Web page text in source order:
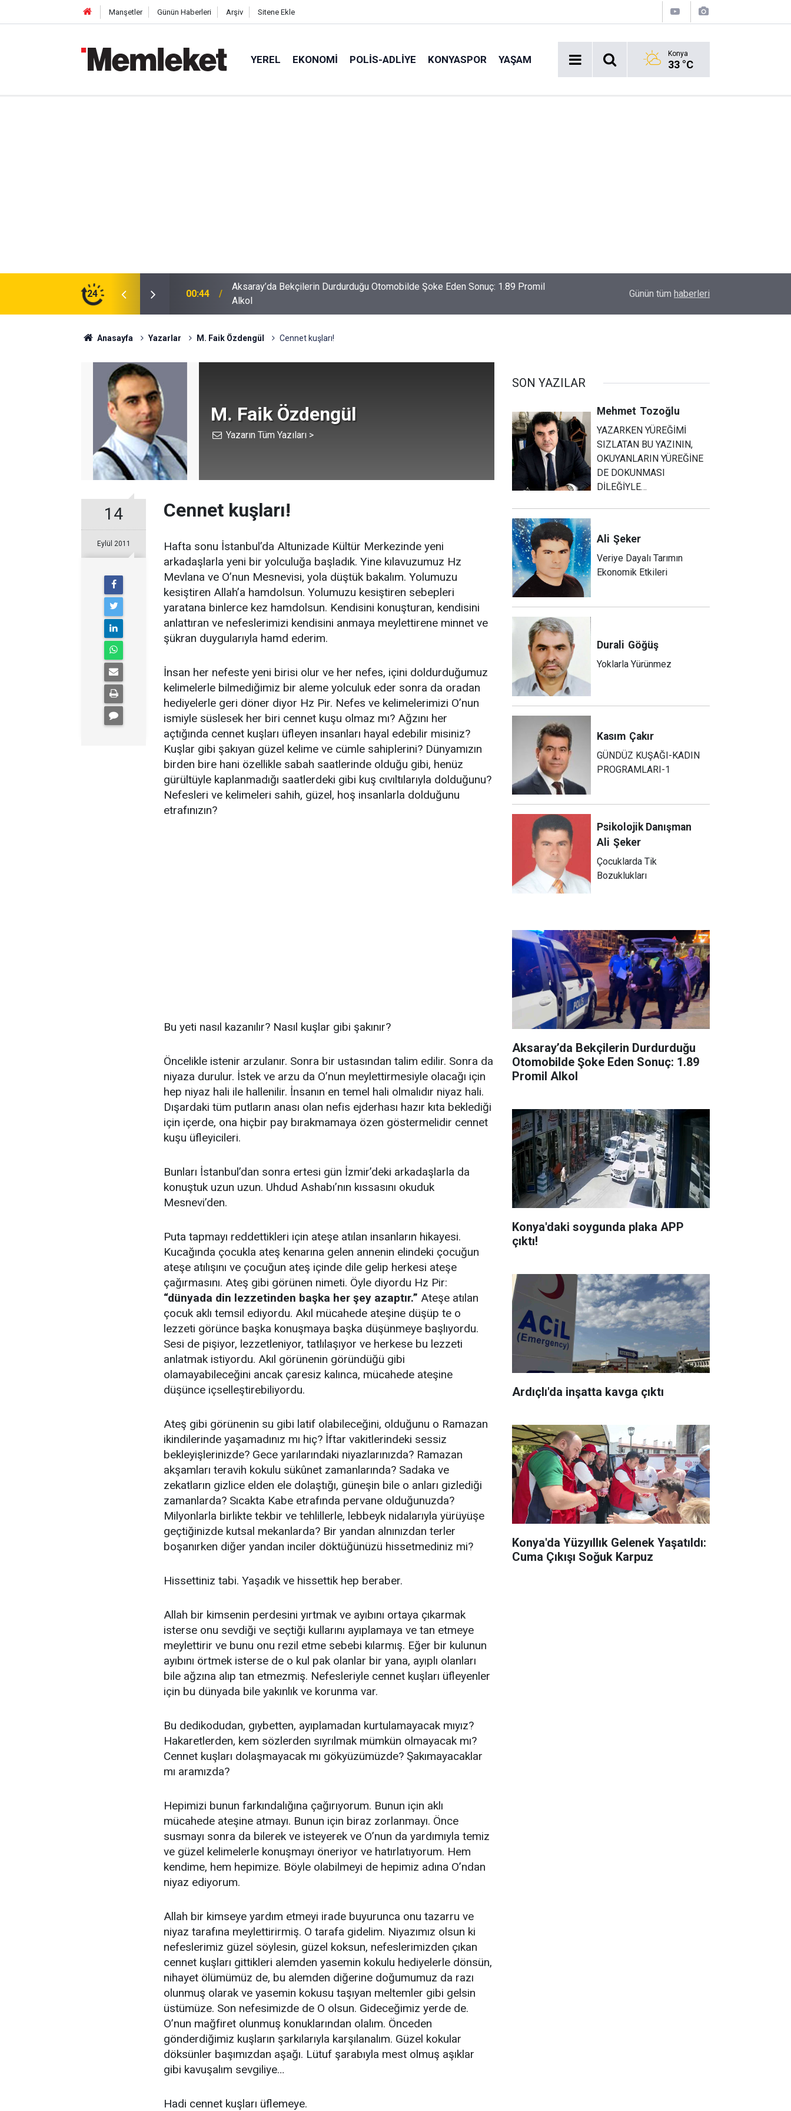
Manşetler Günün Haberleri Arşiv Sitene Ekle
YEREL EKONOMI POLİS-ADLİYE KONYASPOR YAŞAM Konya
33 °C
24
Otomobilde Şoke Eden Sonuç: 1.89 Promil
00:41 Polatlı-Haymana-Konya hattı bölünmüş yol oluyor Erkin Koray'ı bir tek onlar hatırladı
Günün tüm haberleri
Anasayfa Yazarlar M. Faik Özdengül Cennet kuşları!
M. Faik Özdengül
Yazarın Tüm Yazıları >
14
Eylül 2011
Cennet kuşları!
Hafta sonu İstanbul’da Altunizade Kültür Merkezinde yeni
arkadaşlarla yeni bir yolculuğa başladık. Yine kılavuzumuz Hz
Mevlana ve O’nun Mesnevisi, yola düştük bakalım. Yolumuzu
kesiştiren Allah’a hamdolsun. Yolumuzu kesiştiren sebepleri
yaratana binlerce kez hamdolsun. Kendisini konuşturan, kendisini
anlattıran ve nefeslerimizi kendisini anmaya meylettirene minnet ve
şükran duygularıyla hamd ederim.
İnsan her nefeste yeni birisi olur ve her nefes, içini doldurduğumuz
kelimelerle bilmediğimiz bir aleme yolculuk eder sonra da oradan
hediyelerle geri döner diyor Hz Pir. Nefes ve kelimelerimizi O’nun
ismiyle süslesek her biri cennet kuşu olmaz mı? Ağzını her
açtığında cennet kuşları üfleyen insanları hayal edebilir misiniz?
Kuşlar gibi şakıyan güzel kelime ve cümle sahiplerini? Dünyamızın
birden bire hani özellikle sabah saatlerinde olduğu gibi, henüz
gürültüyle kaplanmadığı saatlerdeki gibi kuş cıvıltılarıyla dolduğunu?
Nefesleri ve kelimeleri sahih, güzel, hoş insanlarla dolduğunu
etrafınızın?
Bu yeti nasıl kazanılır? Nasıl kuşlar gibi şakınır?
Öncelikle istenir arzulanır. Sonra bir ustasından talim edilir. Sonra da
niyaza durulur. İstek ve arzu da O’nun meylettirmesiyle olacağı için
hep niyaz hali ile hallenilir. İnsanın en temel hali olmalıdır niyaz hali.
Dışardaki tüm putların anası olan nefis ejderhası hazır kıta beklediği
için içerde, ona hiçbir pay bırakmamaya özen göstermelidir cennet
kuşu üfleyicileri.
Bunları İstanbul’dan sonra ertesi gün İzmir’deki arkadaşlarla da
konuştuk uzun uzun. Uhdud Ashabı’nın kıssasını okuduk
Mesnevi’den.
Puta tapmayı reddettikleri için ateşe atılan insanların hikayesi.
Kucağında çocukla ateş kenarına gelen annenin elindeki çocuğun
ateşe atılışını ve çocuğun ateş içinde dile gelip herkesi ateşe
çağırmasını. Ateş gibi görünen nimeti. Öyle diyordu Hz Pir:
“dünyada din lezzetinden başka her şey azaptır.” Ateşe atılan
çocuk aklı temsil ediyordu. Akıl mücahede ateşine düşüp te o
lezzeti görünce başka konuşmaya başka düşünmeye başlıyordu.
Sesi de pişiyor, lezzetleniyor, tatlılaşıyor ve herkese bu lezzeti
anlatmak istiyordu. Akıl görünenin göründüğü gibi
olamayabileceğini ancak çaresiz kalınca, mücahede ateşine
düşünce içselleştirebiliyordu.
Ateş gibi görünenin su gibi latif olabileceğini, olduğunu o Ramazan
ikindilerinde yaşamadınız mı hiç? İftar vakitlerindeki sessiz
bekleyişlerinizde? Gece yarılarındaki niyazlarınızda? Ramazan
akşamları teravih kokulu sükûnet zamanlarında? Sadaka ve
zekatların gizlice elden ele dolaştığı, güneşin bile o anları gizlediği
zamanlarda? Sıcakta Kabe etrafında pervane olduğunuzda?
Milyonlarla birlikte tekbir ve tehlillerle, lebbeyk nidalarıyla yürüyüşe
geçtiğinizde kutsal mekanlarda? Bir yandan alnınızdan terler
boşanırken diğer yandan inciler döktüğünüzü hissetmediniz mi?
Hissettiniz tabi. Yaşadık ve hissettik hep beraber.
Allah bir kimsenin perdesini yırtmak ve ayıbını ortaya çıkarmak
isterse onu sevdiği ve seçtiği kullarını ayıplamaya ve tan etmeye
meylettirir ve bunu onu rezil etme sebebi kılarmış. Eğer bir kulunun
ayıbını örtmek isterse de o kul pak olanlar bir yana, ayıplı olanları
bile ağzına alıp tan etmezmiş. Nefesleriyle cennet kuşları üfleyenler
için bu dünyada bile yakınlık ve korunma var.
Bu dedikodudan, gıybetten, ayıplamadan kurtulamayacak mıyız?
Hakaretlerden, kem sözlerden sıyrılmak mümkün olmayacak mı?
Cennet kuşları dolaşmayacak mı gökyüzümüzde? Şakımayacaklar
mı aramızda?
Hepimizi bunun farkındalığına çağırıyorum. Bunun için aklı
mücahede ateşine atmayı. Bunun için biraz zorlanmayı. Önce
susmayı sonra da bilerek ve isteyerek ve O’nun da yardımıyla temiz
ve güzel kelimelerle konuşmayı öneriyor ve hatırlatıyorum. Hem
kendime, hem hepimize. Böyle olabilmeyi de hepimiz adına O’ndan
niyaz ediyorum.
Allah bir kimseye yardım etmeyi irade buyurunca onu tazarru ve
niyaz tarafına meylettirirmiş. O tarafa gidelim. Niyazımız olsun ki
nefeslerimiz güzel söylesin, güzel koksun, nefeslerimizden çıkan
cennet kuşları gittikleri alemden yasemin kokulu hediyelerle dönsün,
nihayet ölümümüz de, bu alemden diğerine doğumumuz da razı
olunmuş olarak ve yasemin kokusu taşıyan meltemler gibi gelsin
üstümüze. Son nefesimizde de O olsun. Gideceğimiz yerde de.
O’nun mağfiret olunmuş konuklarından olalım. Önceden
gönderdiğimiz kuşların şarkılarıyla karşılanalım. Güzel kokular
döksünler başımızdan aşağı. Lütuf şarabıyla mest olmuş aşıklar
gibi kavuşalım sevgiliye…
Hadi cennet kuşları üflemeye.
SON YAZILAR
Mehmet Tozoğlu
YAZARKEN YÜREĞİMİ
SIZLATAN BU YAZININ,
OKUYANLARIN YÜREĞİNE
DE DOKUNMASI
DİLEĞİYLE…
Ali Şeker
Veriye Dayalı Tarımın
Ekonomik Etkileri
Durali Göğüş
Yoklarla Yürünmez
Kasım Çakır
GÜNDÜZ KUŞAĞI-KADIN
PROGRAMLARI-1
Psikolojik Danışman
Ali Şeker
Çocuklarda Tik
Bozuklukları
Aksaray’da Bekçilerin Durdurduğu
Otomobilde Şoke Eden Sonuç: 1.89
Promil Alkol
Konya'daki soygunda plaka APP
çıktı!
Ardıçlı'da inşatta kavga çıktı
Konya'da Yüzyıllık Gelenek Yaşatıldı:
Cuma Çıkışı Soğuk Karpuz